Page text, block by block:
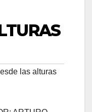
las alturas